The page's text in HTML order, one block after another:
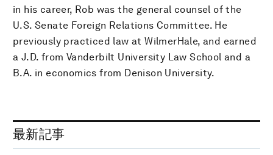
in his career, Rob was the general counsel of the
U.S. Senate Foreign Relations Committee. He
previously practiced law at WilmerHale, and earned
a J.D. from Vanderbilt University Law School and a
B.A. in economics from Denison University.
最新記事